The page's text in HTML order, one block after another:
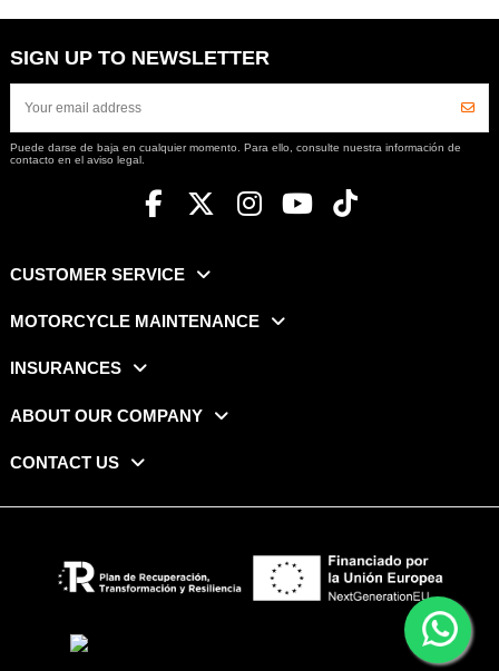
SIGN UP TO NEWSLETTER
Puede darse de baja en cualquier momento. Para ello, consulte nuestra información de
contacto en el aviso legal.
CUSTOMER SERVICE
MOTORCYCLE MAINTENANCE
INSURANCES
ABOUT OUR COMPANY
CONTACT US